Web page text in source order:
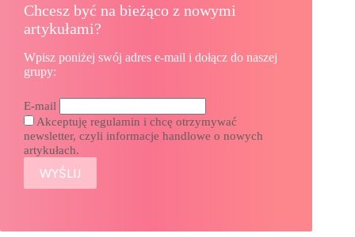
Chcesz być na bieżąco z nowymi
artykułami?
Wpisz poniżej swój adres e-mail i dołącz do naszej
grupy:
E-mail
Akceptuję regulamin i chcę otrzymywać
newsletter, czyli informacje handlowe o nowych
artykułach.